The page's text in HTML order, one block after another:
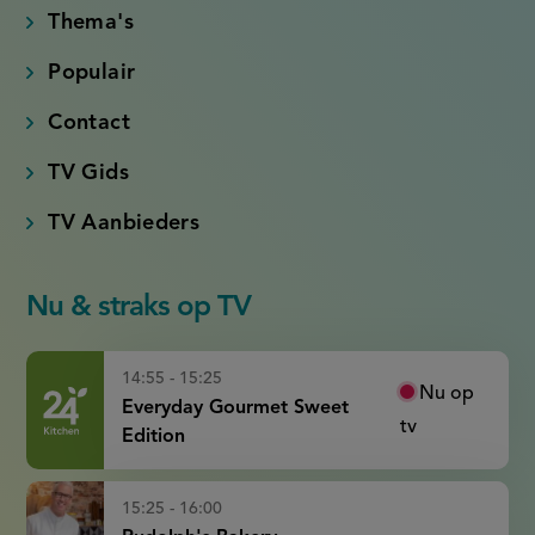
Thema's
Populair
Contact
TV Gids
TV Aanbieders
Nu & straks op TV
14:55 - 15:25
Everyday Gourmet Sweet
Edition
Nu op
tv
15:25 - 16:00